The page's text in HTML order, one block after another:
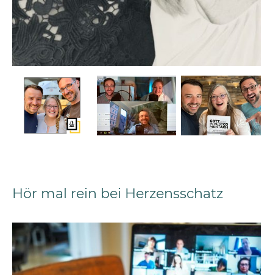
Hör mal rein bei Herzensschatz